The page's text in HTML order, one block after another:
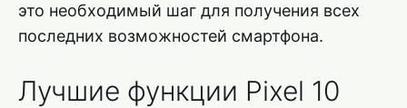
это необходимый шаг для получения всех
последних возможностей смартфона.
Лучшие функции Pixel 10